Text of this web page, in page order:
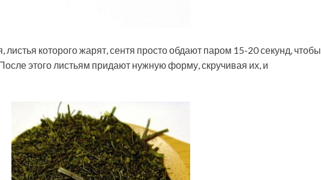
листья которого жарят, сентя просто обдают паром 15-20 секунд, чтобы
этого листьям придают нужную форму, скручивая их, и